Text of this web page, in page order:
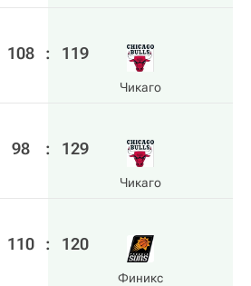
108 : 119
Чикаго
98 : 129
Чикаго
110 : 120
Финикс